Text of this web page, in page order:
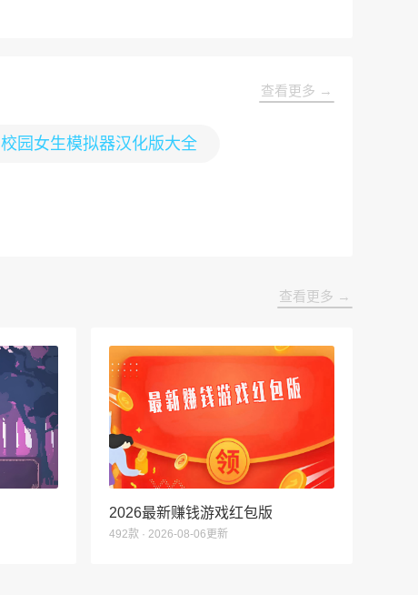
查看更多 →
校园女生模拟器汉化版大全
查看更多 →
2026最新赚钱游戏红包版
492款 · 2026-08-06更新